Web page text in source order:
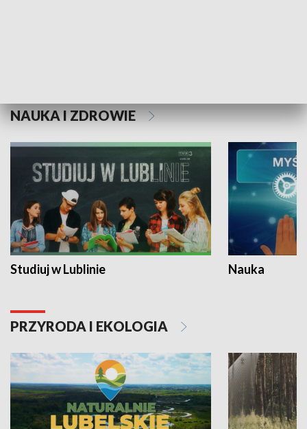
NAUKA I ZDROWIE
Studiuj w Lublinie Nauka
PRZYRODA I EKOLOGIA